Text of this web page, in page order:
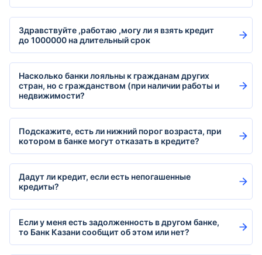
Здравствуйте ,работаю ,могу ли я взять кредит
до 1000000 на длительный срок
Насколько банки лояльны к гражданам других
стран, но с гражданством (при наличии работы и
недвижимости?
Подскажите, есть ли нижний порог возраста, при
котором в банке могут отказать в кредите?
Дадут ли кредит, если есть непогашенные
кредиты?
Если у меня есть задолженность в другом банке,
то Банк Казани сообщит об этом или нет?